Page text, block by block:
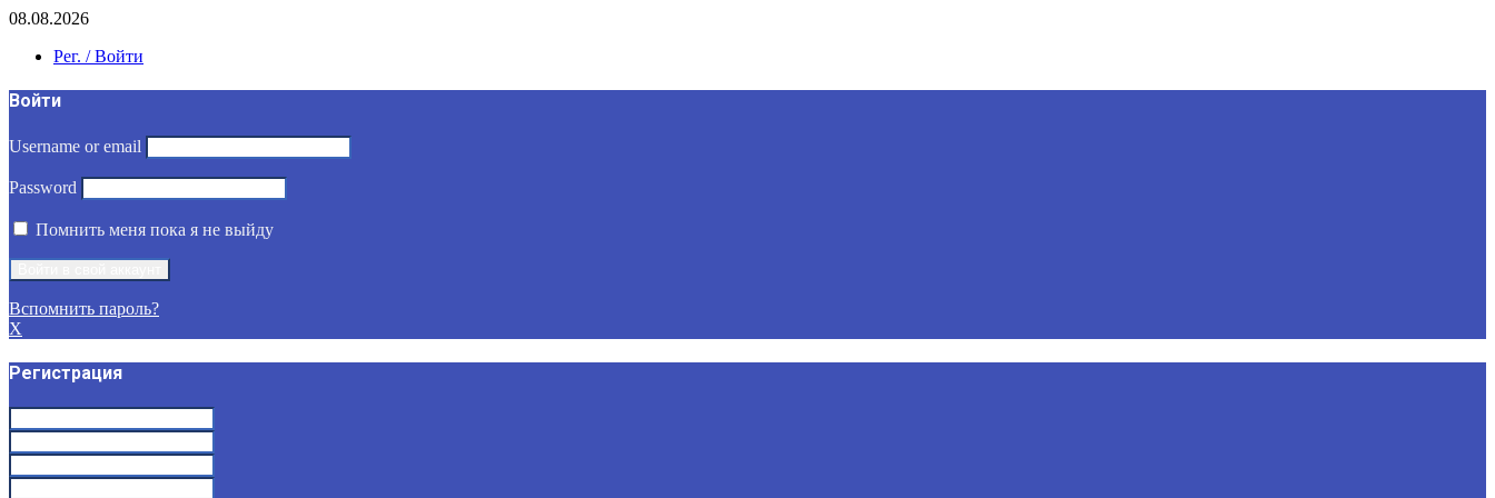
08.08.2026
Рег. / Войти
Войти
Username or email
Password
Помнить меня пока я не выйду
Вспомнить пароль?
X
Регистрация